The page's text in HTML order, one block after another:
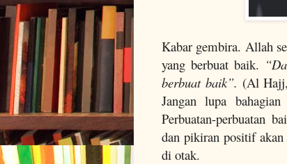
Kabar gembira. Allah
yang berbuat baik.
berbuat baik”. (Al
Jangan lupa
Perbuatan-perbuatan
dan pikiran positif akan
di otak.